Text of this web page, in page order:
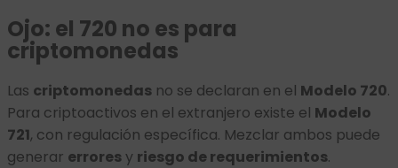
Ojo: el 720 no es para
criptomonedas
Las criptomonedas no se declaran en el Modelo 720.
Para criptoactivos en el extranjero existe el Modelo
721, con regulación específica. Mezclar ambos puede
generar erroresy riesgo de requerimientos.